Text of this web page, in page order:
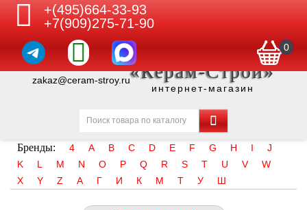
+(495)664-33-93
+7(909)275-71-90
0
zakaz@ceram-stroy.ru«Керам-Строй»
интернет-магазин
Бренды: 4 A B C D E F G H I
J
K
L M N O P Q R S T U V
W
X
Y Z А Г И К М Т У Ш